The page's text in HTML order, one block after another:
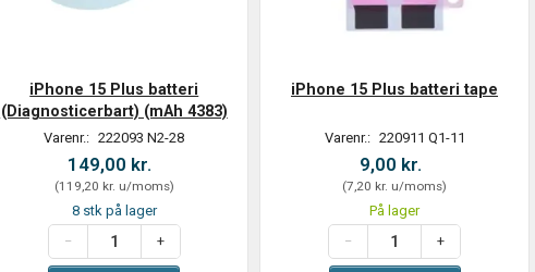
iPhone 15 Plus batteri
(Diagnosticerbart) (mAh 4383)
Varenr.: 222093 N2-28
149,00 kr.
(119,20 kr. u/moms)
8 stk på lager
iPhone 15 Plus batteri tape
Varenr.: 220911 Q1-11
9,00 kr.
(7,20 kr. u/moms)
På lager